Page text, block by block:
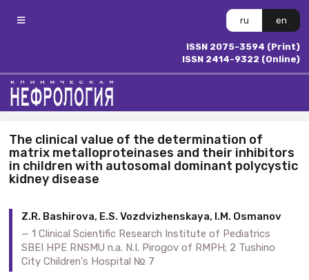
ru en
ISSN 2075-3594 (Print)
ISSN 2414-9322 (Online)
The clinical value of the determination of
matrix metalloproteinases and their inhibitors
in children with autosomal dominant polycystic
kidney disease
Z.R. Bashirova, E.S. Vozdvizhenskaya, I.M. Osmanov
1 Clinical Scientific Research Institute of Pediatrics
SBEI HPE RNSMU n.a. N.I. Pirogov of RMPH; 2 Tushino
City Children's Hospital № 7